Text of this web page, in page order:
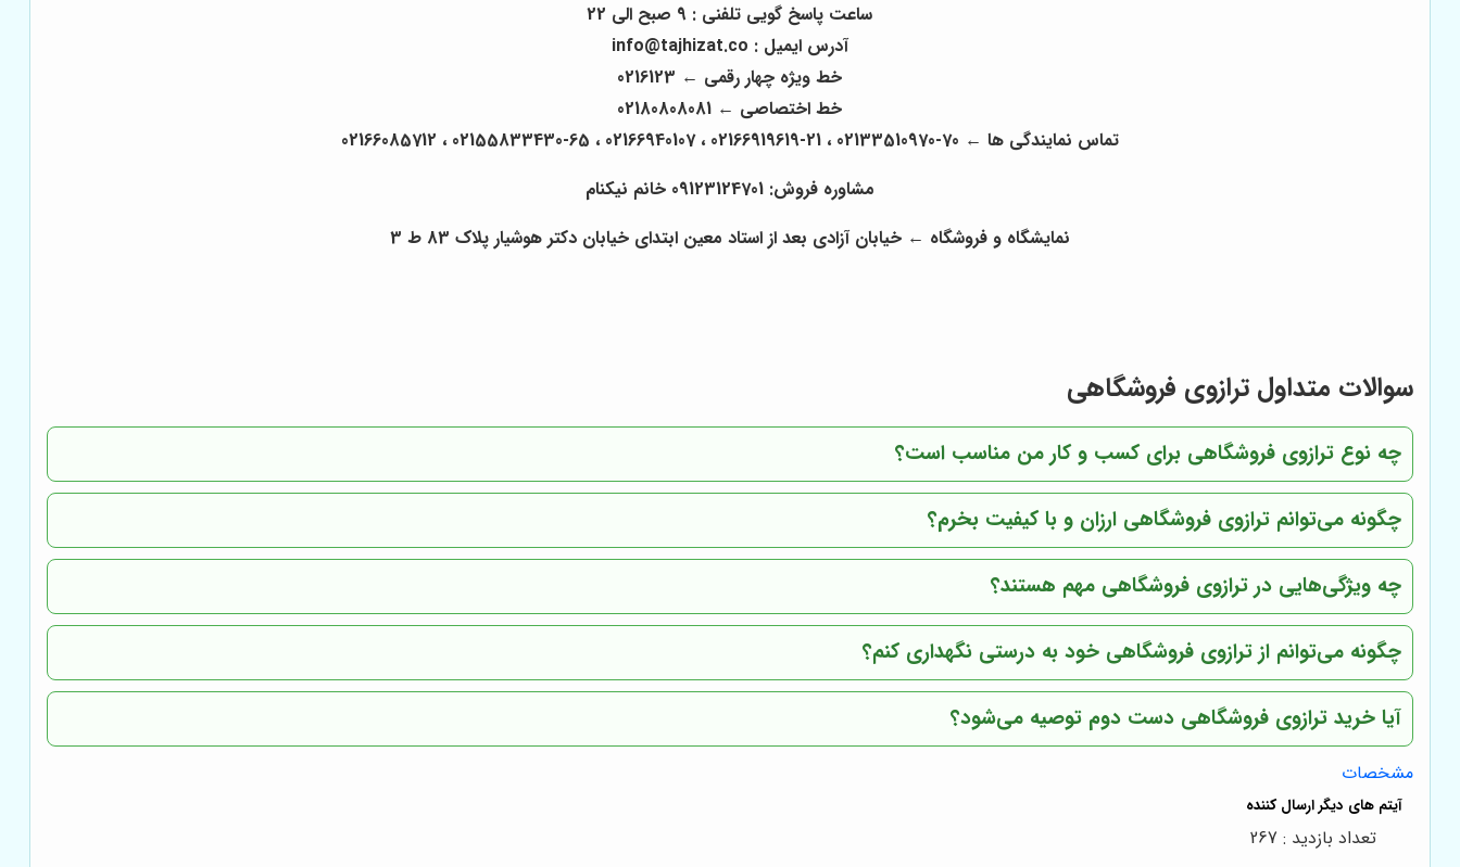
ساعت پاسخ گویی تلفنی : 9 صبح الی 22
آدرس ایمیل : info@tajhizat.co
خط ویژه چهار رقمی ← 0216123
خط اختصاصی ← 02180808081
تماس نمایندگی ها ← 70-02133510970 ، 21-02166919619 ، 02166940107 ، 65-02155833430 ، 02166085712
مشاوره فروش: 09123124701 خانم نیکنام
نمایشگاه و فروشگاه ← خیابان آزادی بعد از استاد معین ابتدای خیابان دکتر هوشیار پلاک 83 ط 3
سوالات متداول ترازوی فروشگاهی
چه نوع ترازوی فروشگاهی برای کسب و کار من مناسب است؟
چگونه می‌توانم ترازوی فروشگاهی ارزان و با کیفیت بخرم؟
چه ویژگی‌هایی در ترازوی فروشگاهی مهم هستند؟
چگونه می‌توانم از ترازوی فروشگاهی خود به درستی نگهداری کنم؟
آیا خرید ترازوی فروشگاهی دست دوم توصیه می‌شود؟
مشخصات
تعداد بازدید : 267